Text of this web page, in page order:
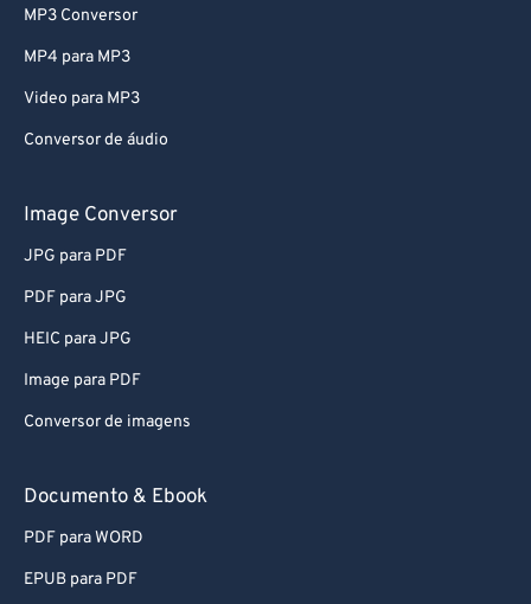
MP3 Conversor
MP4 para MP3
Video para MP3
Conversor de áudio
Image Conversor
JPG para PDF
PDF para JPG
HEIC para JPG
Image para PDF
Conversor de imagens
Documento & Ebook
PDF para WORD
EPUB para PDF